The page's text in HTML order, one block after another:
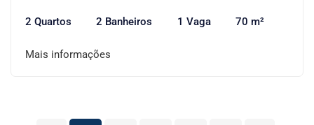
2 Quartos 2 Banheiros 1 Vaga 70 m²
Mais informações